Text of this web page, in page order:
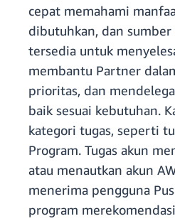
cepat memahami
dibutuhkan, dan sumber
tersedia untuk
membantu Partner
prioritas, dan
baik sesuai kebutuhan.
kategori tugas, seperti
Program. Tugas akun
atau menautkan akun
menerima pengguna
program